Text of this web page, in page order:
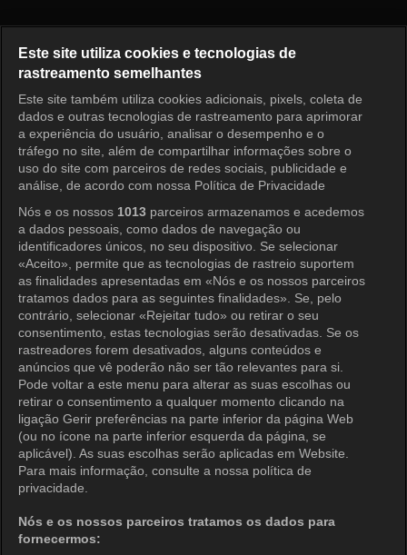
Entrar
Este site utiliza cookies e tecnologias de
rastreamento semelhantes
Este site também utiliza cookies adicionais, pixels, coleta de
dados e outras tecnologias de rastreamento para aprimorar
a experiência do usuário, analisar o desempenho e o
tráfego no site, além de compartilhar informações sobre o
uso do site com parceiros de redes sociais, publicidade e
análise, de acordo com nossa Política de Privacidade
Nós e os nossos 1013 parceiros armazenamos e acedemos
a dados pessoais, como dados de navegação ou
identificadores únicos, no seu dispositivo. Se selecionar
«Aceito», permite que as tecnologias de rastreio suportem
as finalidades apresentadas em «Nós e os nossos parceiros
tratamos dados para as seguintes finalidades». Se, pelo
contrário, selecionar «Rejeitar tudo» ou retirar o seu
consentimento, estas tecnologias serão desativadas. Se os
rastreadores forem desativados, alguns conteúdos e
anúncios que vê poderão não ser tão relevantes para si.
Pode voltar a este menu para alterar as suas escolhas ou
retirar o consentimento a qualquer momento clicando na
ligação Gerir preferências na parte inferior da página Web
(ou no ícone na parte inferior esquerda da página, se
aplicável). As suas escolhas serão aplicadas em Website.
Para mais informação, consulte a nossa política de
privacidade.
Nós e os nossos parceiros tratamos os dados para
fornecermos: